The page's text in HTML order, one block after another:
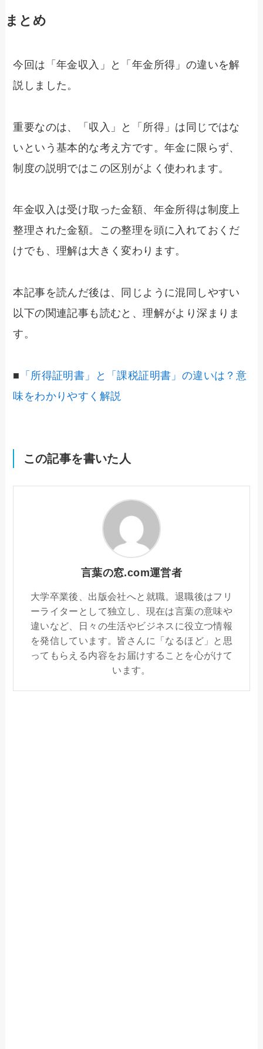
まとめ
今回は「年金収入」と「年金所得」の違いを解
説しました。
重要なのは、「収入」と「所得」は同じではな
いという基本的な考え方です。年金に限らず、
制度の説明ではこの区別がよく使われます。
年金収入は受け取った金額、年金所得は制度上
整理された金額。この整理を頭に入れておくだ
けでも、理解は大きく変わります。
本記事を読んだ後は、同じように混同しやすい
以下の関連記事も読むと、理解がより深まりま
す。
■ 「所得証明書」と「課税証明書」の違いは？意
味をわかりやすく解説
この記事を書いた人
言葉の窓.com運営者
大学卒業後、出版会社へと就職。退職後はフリ
ーライターとして独立し、現在は言葉の意味や
違いなど、日々の生活やビジネスに役立つ情報
を発信しています。皆さんに「なるほど」と思
ってもらえる内容をお届けすることを心がけて
います。